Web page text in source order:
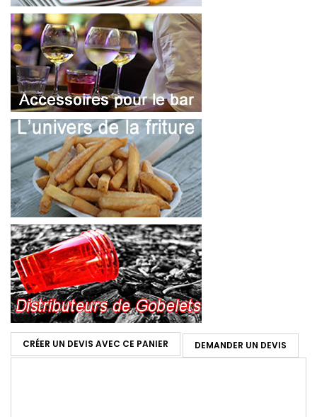
CRÉER UN DEVIS AVEC CE PANIER DEMANDER UN DEVIS